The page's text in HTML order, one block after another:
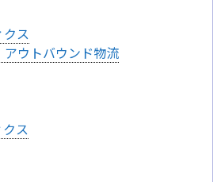
ス
ウトバウンド物流
ス